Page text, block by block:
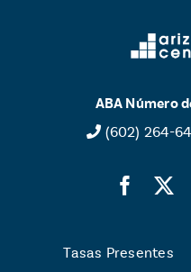
ABA Número
(602) 264-
Tasas Presentes